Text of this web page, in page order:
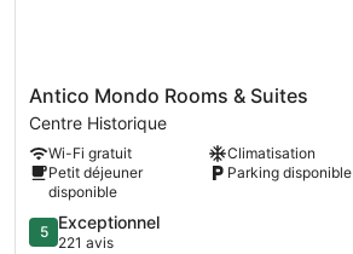
Antico
Mondo
Rooms
&
Suites
Centre
Historique
Antico Mondo Rooms & Suites
Centre Historique
Wi-Fi gratuit
Climatisation
Petit déjeuner
disponible
Parking disponible
5.0
sur
5 Exceptionnel
221 avis